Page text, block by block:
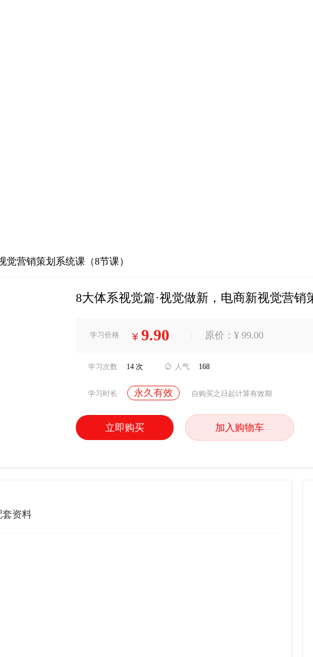
觉营销策划系统课（8节课）
8大体系视觉篇·视觉做新，电商新视觉营销
学习价格 ¥ 9.90 原价：¥ 99.00
学习次数 14 次  人气 168
学习时长 永久有效 自购买之日起计算有效期
立即购买 加入购物车
套资料